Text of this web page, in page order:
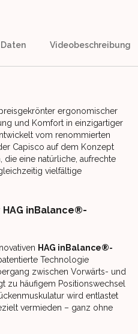
Videobeschreibung
ergonomischer
und Komfort in einzigartiger
vom renommierten
Capisco auf dem Konzept
die eine natürliche, aufrechte
vielfältige
inBalance®-
HAG inBalance®-
Technologie
zwischen Vorwärts- und
zu häufigem Positionswechsel
wird entlastet
vermieden – ganz ohne